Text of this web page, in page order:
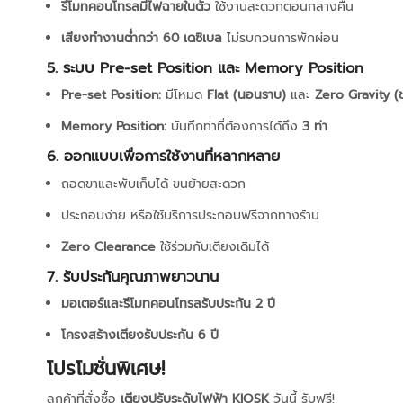
รีโมทคอนโทรลมีไฟฉายในตัว ใช้งานสะดวกตอนกลางคืน
เสียงทำงานต่ำกว่า 60 เดซิเบล ไม่รบกวนการพักผ่อน
5. ระบบ Pre-set Position และ Memory Position
Pre-set Position: มีโหมด Flat (นอนราบ) และ Zero Gravity
Memory Position: บันทึกท่าที่ต้องการได้ถึง 3 ท่า
6. ออกแบบเพื่อการใช้งานที่หลากหลาย
ถอดขาและพับเก็บได้ ขนย้ายสะดวก
ประกอบง่าย หรือใช้บริการประกอบฟรีจากทางร้าน
Zero Clearance ใช้ร่วมกับเตียงเดิมได้
7. รับประกันคุณภาพยาวนาน
มอเตอร์และรีโมทคอนโทรลรับประกัน 2 ปี
โครงสร้างเตียงรับประกัน 6 ปี
โปรโมชั่นพิเศษ!
ลูกค้าที่สั่งซื้อ เตียงปรับระดับไฟฟ้า KIOSKวันนี้ รับฟรี!